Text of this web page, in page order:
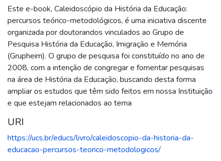
Este e-book, Caleidoscópio da História da Educação:
percursos teórico-metodológicos, é uma iniciativa discente
organizada por doutorandos vinculados ao Grupo de
Pesquisa História da Educação, Imigração e Memória
(Grupheim). O grupo de pesquisa foi constituído no ano de
2008, com a intenção de congregar e fomentar pesquisas
na área de História da Educação, buscando desta forma
ampliar os estudos que têm sido feitos em nossa Instituição
e que estejam relacionados ao tema
URI
https://ucs.br/educs/livro/caleidoscopio-da-historia-da-
educacao-percursos-teorico-metodologicos/